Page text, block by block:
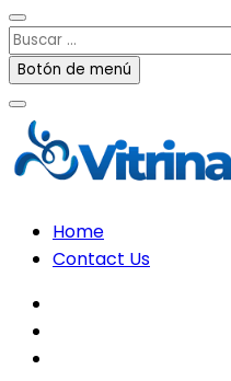
Buscar
…Botón de menú
Home
Contact Us